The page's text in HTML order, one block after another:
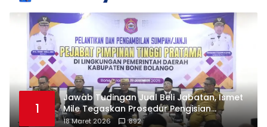
1
Jawab Tudingan Jual Beli Jabatan, Ismet
Mile Tegaskan Prosedur Pengisian
Jabatan
18 Maret 2026 892